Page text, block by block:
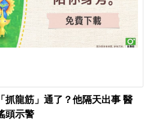
抓龍筋」通了？他隔天出事 醫
頭示警